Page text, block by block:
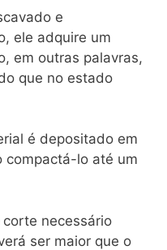
e
ele adquire um
em outras palavras,
que no estado
é depositado em
compactá-lo até um
necessário
ser maior que o